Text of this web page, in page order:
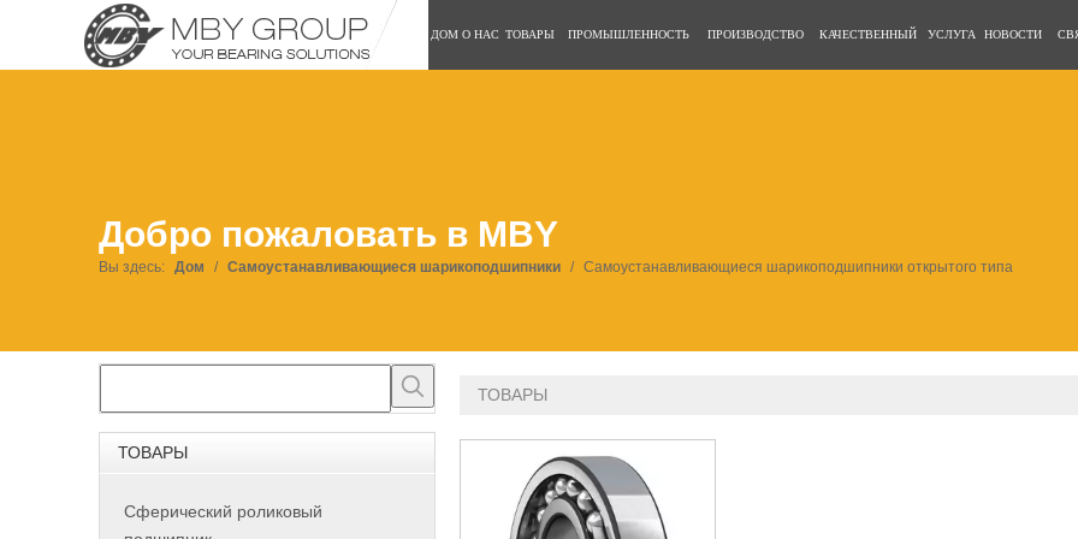
ДОМ О НАС ТОВАРЫ ПРОМЫШЛЕННОСТЬ ПРОИЗВОДСТВО КАЧЕСТВЕННЫЙ УСЛУГА НОВОСТИ
Добро пожаловать в MBY
Вы здесь: Дом / Самоустанавливающиеся шарикоподшипники / Самоустанавливающиеся шарикоподшипники открытого типа
ТОВАРЫ
Сферический роликовый
ТОВАРЫ